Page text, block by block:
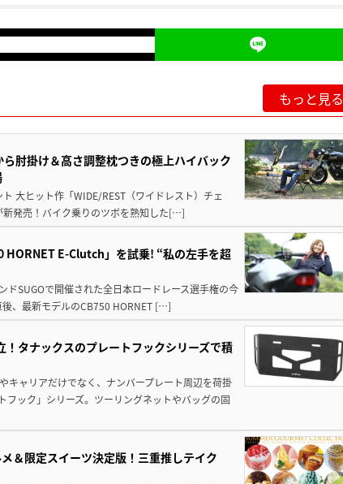
もっと見る
肘掛け＆高さ調整枕つきの極上ハイバック
大ヒット作「WIDE/REST（ワイドレスト）チェ
新発売！バイク乗りのツボを熟知した[…]
HORNET E-Clutch」を試乗! “私の左手を超
SUGOで開催された全日本ロードレース選手権の今
、最新モデルのCB750 HORNET […]
！タナックスのプレートフックシリーズで積
キャリアだけでなく、ナンバープレート周辺を荷掛
ック」シリーズ。ツーリングネットやバッグの固
＆限定スイーツ決定版！三重推しテイク